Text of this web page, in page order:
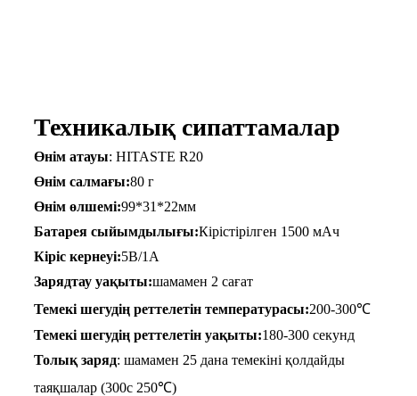
Техникалық сипаттамалар
Өнім атауы: HITASTE R20
Өнім салмағы:80 г
Өнім өлшемі:99*31*22мм
Батарея сыйымдылығы:Кірістірілген 1500 мАч
Кіріс кернеуі:5В/1А
Зарядтау уақыты:шамамен 2 сағат
Темекі шегудің реттелетін температурасы:200-300℃
Темекі шегудің реттелетін уақыты:180-300 секунд
Толық заряд: шамамен 25 дана темекіні қолдайды
таяқшалар (300с 250℃)